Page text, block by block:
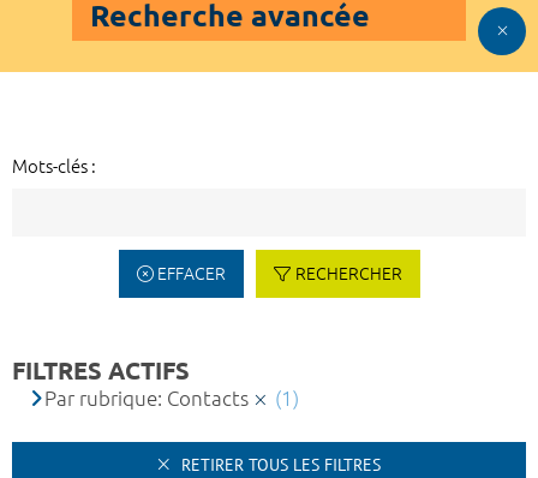
Recherche avancée
Mots-clés :
EFFACER RECHERCHER
FILTRES ACTIFS
Par rubrique: Contacts (1)
RETIRER TOUS LES FILTRES